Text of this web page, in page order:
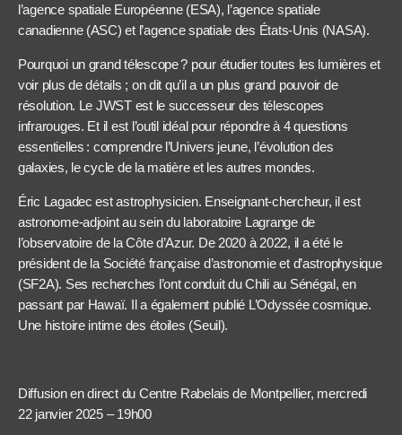
l’agence spatiale Européenne (ESA), l’agence spatiale
canadienne (ASC) et l’agence spatiale des États-Unis (NASA).
Pourquoi un grand télescope ? pour étudier toutes les lumières et
voir plus de détails ; on dit qu’il a un plus grand pouvoir de
résolution. Le JWST est le successeur des télescopes
infrarouges. Et il est l’outil idéal pour répondre à 4 questions
essentielles : comprendre l’Univers jeune, l’évolution des
galaxies, le cycle de la matière et les autres mondes.
Éric Lagadec est astrophysicien. Enseignant-chercheur, il est
astronome-adjoint au sein du laboratoire Lagrange de
l’observatoire de la Côte d’Azur. De 2020 à 2022, il a été le
président de la Société française d’astronomie et d’astrophysique
(SF2A). Ses recherches l’ont conduit du Chili au Sénégal, en
passant par Hawaï. Il a également publié L’Odyssée cosmique.
Une histoire intime des étoiles (Seuil).
Diffusion en direct du Centre Rabelais de Montpellier, mercredi
22 janvier 2025 – 19h00